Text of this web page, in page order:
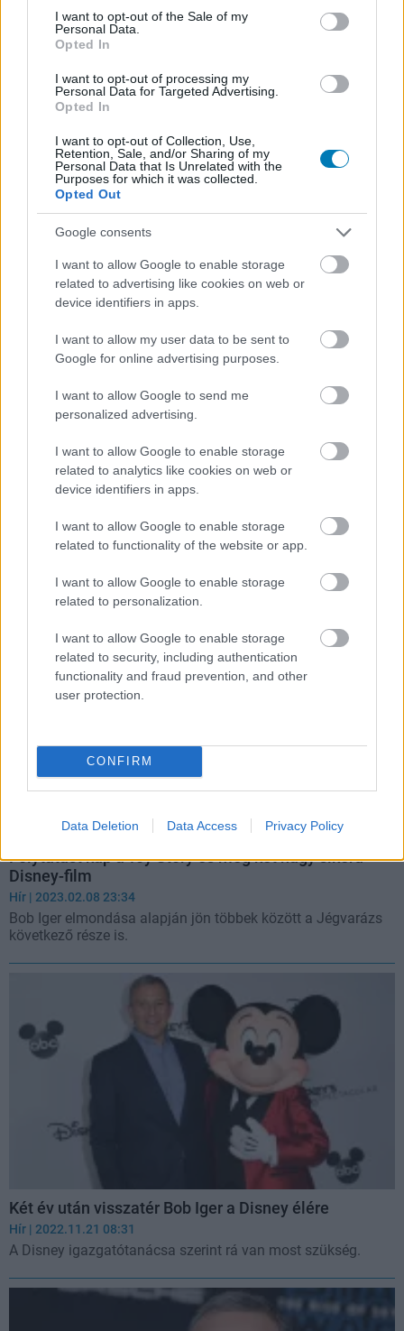
consent section.
I want to opt-out of the Sale of my
Personal Data.
Opted In
I want to opt-out of processing my
Personal Data for Targeted Advertising.
Opted In
I want to opt-out of Collection, Use,
Retention, Sale, and/or Sharing of my
Personal Data that Is Unrelated with the
Purposes for which it was collected.
Opted Out
Google consents
I want to allow Google to enable storage
related to advertising like cookies on web or
device identifiers in apps.
I want to allow my user data to be sent to
Google for online advertising purposes.
I want to allow Google to send me
personalized advertising.
I want to allow Google to enable storage
related to analytics like cookies on web or
device identifiers in apps.
I want to allow Google to enable storage
related to functionality of the website or app.
I want to allow Google to enable storage
related to personalization.
I want to allow Google to enable storage
related to security, including authentication
functionality and fraud prevention, and other
user protection.
CONFIRM
Data Deletion Data Access Privacy Policy
Kiabálva üzent a Disney főnökének a Breaking Bad
sztrájkoló sztárja
| 2023.07.26 16:20
Bryan Cranston mikrofonba kiáltva nyilvánított véleményt a
Szélnek ereszti a metaverzumos csapatát a Disney?
pcwplus.hu| 2023.03.30 06:01
új frontvonala.
Folytatást kap a Toy Story és még két nagy sikerű
Disney-film
Hír | 2023.02.08 23:34
Bob Iger elmondása alapján jön többek között a Jégvarázs
következő része is.
Két év után visszatér Bob Iger a Disney élére
Hír | 2022.11.21 08:31
A Disney igazgatótanácsa szerint rá van most szükség.